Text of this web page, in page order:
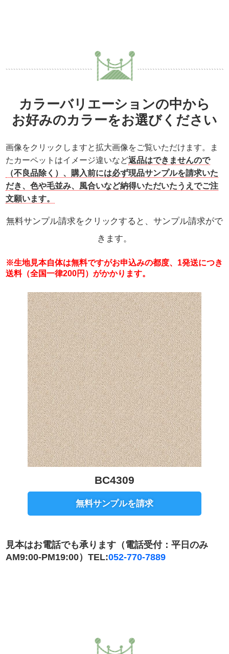
カラーバリエーションの中から
お好みのカラーをお選びください
画像をクリックしますと拡大画像をご覧いただけます。ま
たカーペットはイメージ違いなど返品はできませんので
（不良品除く）、購入前には必ず現品サンプルを請求いた
だき、色や毛並み、風合いなど納得いただいたうえでご注
文願います。
無料サンプル請求をクリックすると、サンプル請求がで
きます。
※生地見本自体は無料ですがお申込みの都度、1発送につき
送料（全国一律200円）がかかります。
BC4309
無料サンプルを請求
見本はお電話でも承ります（電話受付：平日のみ
AM9:00-PM19:00）TEL:052-770-7889